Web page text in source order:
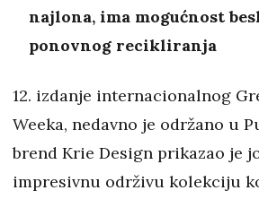
najlona, ima mogućnost
ponovnog recikliranja
12. izdanje internacionalnog
Weeka, nedavno je održano u
brend Krie Design prikazao je
impresivnu održivu kolekciju